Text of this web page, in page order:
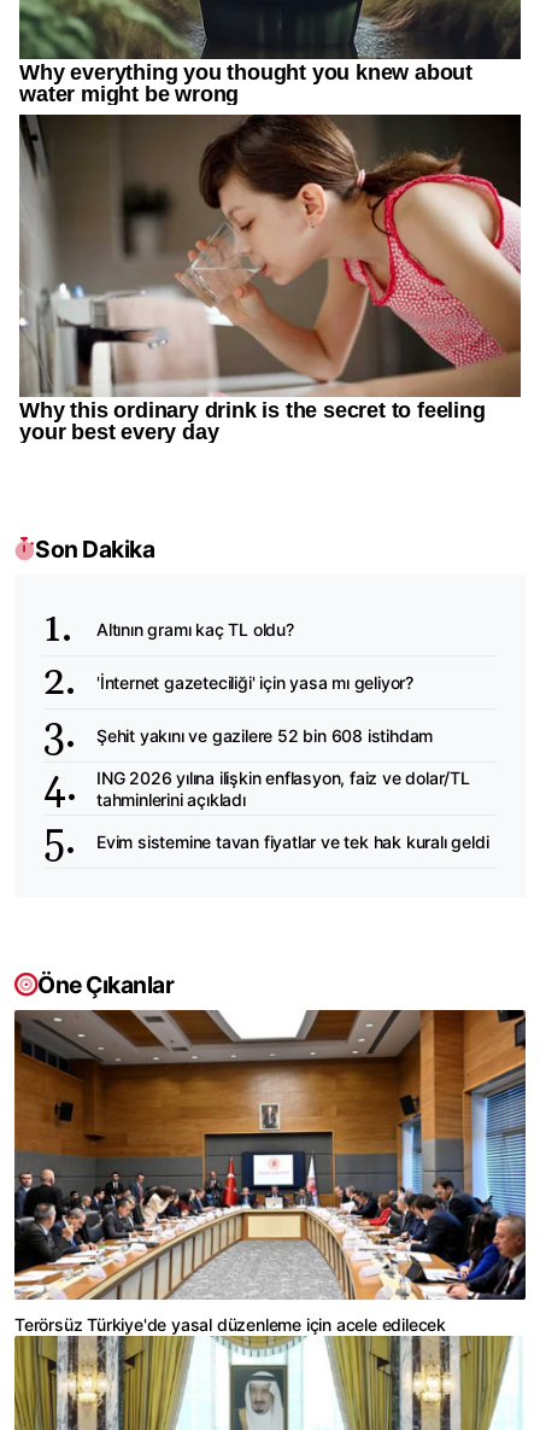
Son Dakika
Altının gramı kaç TL oldu?
'İnternet gazeteciliği' için yasa mı geliyor?
Şehit yakını ve gazilere 52 bin 608 istihdam
ING 2026 yılına ilişkin enflasyon, faiz ve dolar/TL
tahminlerini açıkladı
Evim sistemine tavan fiyatlar ve tek hak kuralı geldi
Öne Çıkanlar
Terörsüz Türkiye'de yasal düzenleme için acele edilecek